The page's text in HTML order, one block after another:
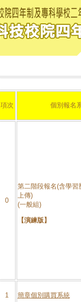
項次 個別報名
0
第二階段報名(含學習
上傳)
(一般組)
【演練版】
1 簡章個別購買系統